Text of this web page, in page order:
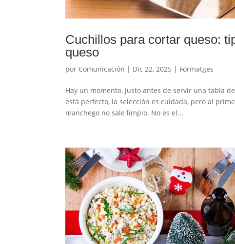
Cuchillos para cortar queso:
queso
por Comunicación | Dic 22, 2025 | Formatges
Hay un momento, justo antes de servir una tabla
está perfecto, la selección es cuidada, pero al
manchego no sale limpio. No es el...